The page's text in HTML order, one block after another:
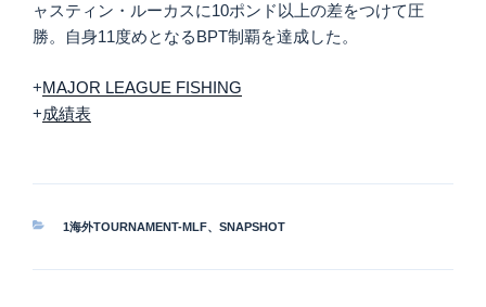
ャスティン・ルーカスに10ポンド以上の差をつけて圧
勝。自身11度めとなるBPT制覇を達成した。
+MAJOR LEAGUE FISHING
+成績表
カ
1海外TOURNAMENT-MLF、 SNAPSHOT